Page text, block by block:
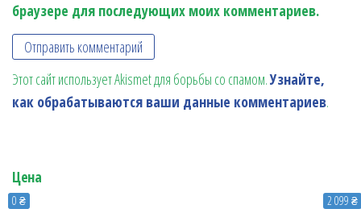
браузере для последующих моих комментариев.
Этот сайт использует Akismet для борьбы со спамом.Узнайте,
как обрабатываются ваши данные комментариев.
Цена
0 ₴ 2 099 ₴